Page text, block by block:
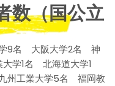
数（国公立
9名 大阪大学2名 神
学1名 北海道大学1
工業大学5名 福岡教